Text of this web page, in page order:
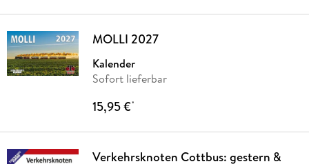
MOLLI 2027
Kalender
Sofort lieferbar
15,95 €*
Verkehrsknoten Cottbus: gestern &